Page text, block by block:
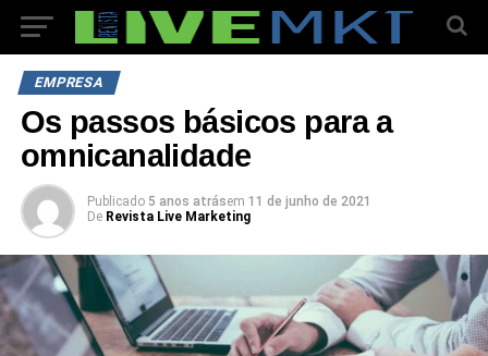
EMPRESA
Os passos básicos para a
omnicanalidade
Publicado 5 anos atrásem 11 de junho de 2021
De Revista Live Marketing